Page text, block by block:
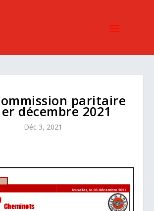
paritaire
décembre 2021
Déc 3, 2021